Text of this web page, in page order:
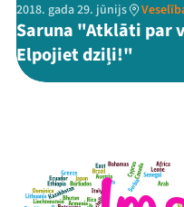
2018. gada 29. jūnijs
Saruna "Atklāti par
Elpojiet dziļi!"